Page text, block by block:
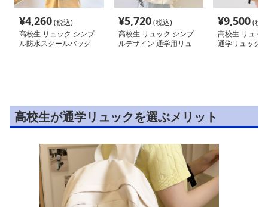
¥4,260(税込)
高校生 リュック シンプ
ル防水スクールバッグ
¥5,720(税込)
高校生 リュック シンプ
ルデザイン 通学用リュ
¥9,500(税
高校生 リュッ
通学リュック
高校生が通学リュックを選ぶメリット